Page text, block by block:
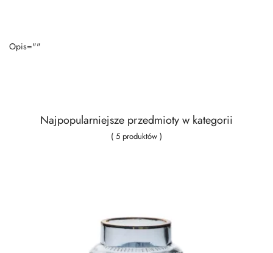
Opis=""
Najpopularniejsze przedmioty w kategorii
( 5 produktów )